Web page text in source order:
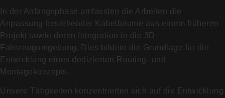
In der Anfangsphase umfassten die Arbeiten die
Anpassung bestehender Kabelbäume aus einem früheren
Projekt sowie deren Integration in die 3D-
Fahrzeugumgebung. Dies bildete die Grundlage für die
Entwicklung eines dedizierten Routing- und
Montagekonzepts.
Unsere Tätigkeiten konzentrierten sich auf die Entwicklung